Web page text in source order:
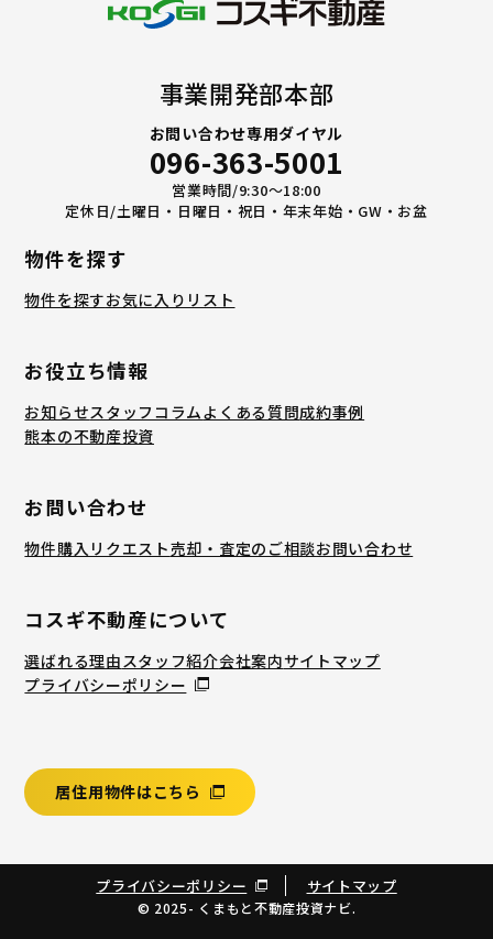
事業開発部本部
お問い合わせ専用ダイヤル
096-363-5001
営業時間/9:30〜18:00
定休日/土曜日・日曜日・祝日・年末年始・GW・お盆
物件を探す
物件を探すお気に入りリスト
お役立ち情報
お知らせスタッフコラムよくある質問成約事例
熊本の不動産投資
お問い合わせ
物件購入リクエスト売却・査定のご相談お問い合わせ
コスギ不動産について
選ばれる理由 スタッフ紹介会社案内サイトマップ
プライバシーポリシー
居住用物件はこちら
プライバシーポリシー サイトマップ
© 2025- くまもと不動産投資ナビ.